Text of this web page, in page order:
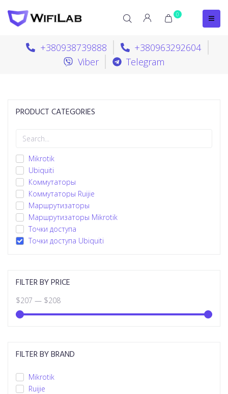
0
+380938739888
+380963292604
Viber
Telegram
PRODUCT CATEGORIES
Mikrotik
Ubiquiti
Коммутаторы
Коммутаторы Ruijie
Маршрутизаторы
Маршрутизаторы Mikrotik
Точки доступа
Точки доступа Ubiquiti
FILTER BY PRICE
$207 — $208
FILTER BY BRAND
Mikrotik
Ruijie